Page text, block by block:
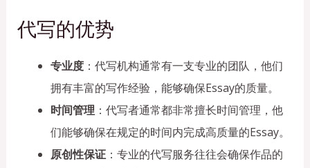
代写的优势
专业度：代写机构通常有一支专业的团队，他们
拥有丰富的写作经验，能够确保Essay的质量。
时间管理 ：代写者通常都非常擅长时间管理，他
们能够确保在规定的时间内完成高质量的Essay。
原创性保证：专业的代写服务往往会确保作品的